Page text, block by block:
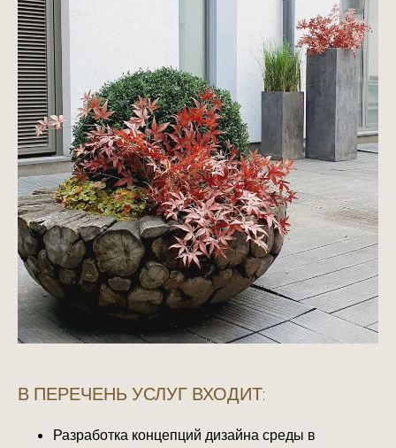
В ПЕРЕЧЕНЬ УСЛУГ ВХОДИТ:
Разработка концепций дизайна среды в